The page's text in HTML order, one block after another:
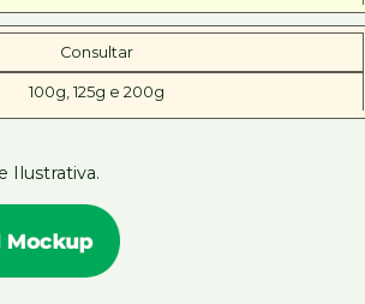
Consultar
100g, 125g e 200g
Ilustrativa.